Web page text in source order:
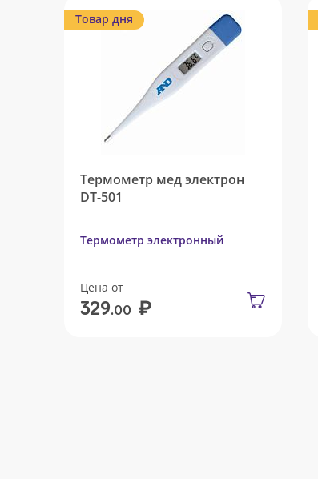
Товар дня
Термометр мед электрон
DT-501
Термометр электронный
Цена от
329.00 ₽